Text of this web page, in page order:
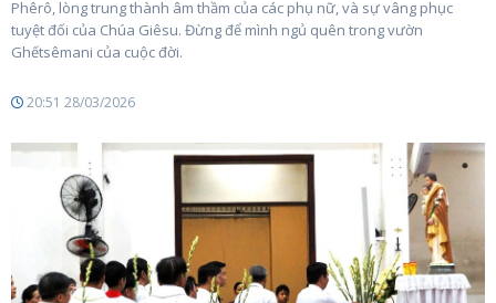
Phêrô, lòng trung thành âm thầm của các phụ nữ, và sự vâng phục
tuyệt đối của Chúa Giêsu. Đừng để mình ngủ quên trong vườn
Ghếtsêmani của cuộc đời.
20:51 28/03/2026